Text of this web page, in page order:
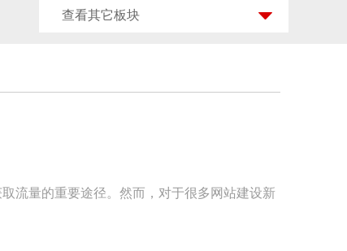
查看其它板块
流量的重要途径。然而，对于很多网站建设新